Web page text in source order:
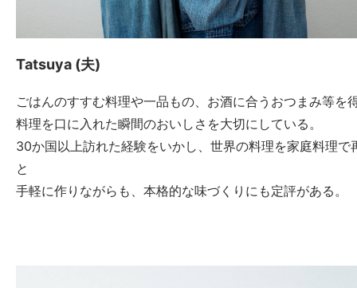
Tatsuya (夫)
ごはんのすすむ料理や一品もの、お酒に合うおつまみ等を
料理を口に入れた瞬間のおいしさを大切にしている。
30か国以上訪れた経験をいかし、世界の料理を家庭料理で
と
手軽に作りながらも、本格的な味づくりにも定評がある。